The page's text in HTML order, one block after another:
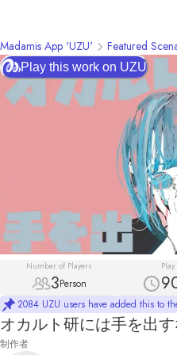
Madamis App 'UZU' Featured
Number of Players
3Person
2084 UZU users have added this to
Play this work on UZU
オカルト研には手を出す
制作者